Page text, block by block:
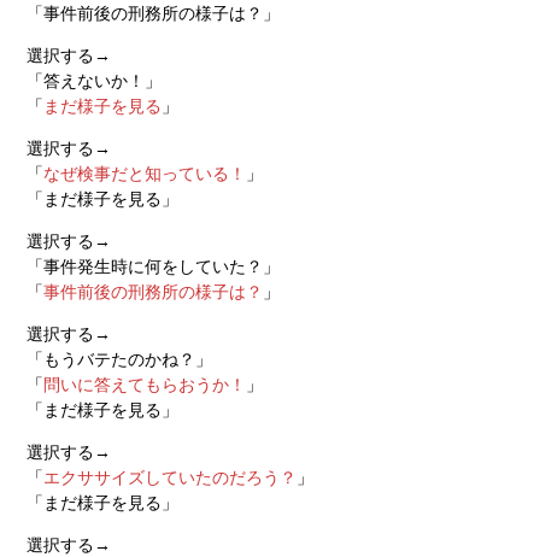
「事件前後の刑務所の様子は？」
選択する→
「答えないか！」
「 まだ様子を見る 」
選択する→
「なぜ検事だと知っている！
」
「まだ様子を見る」
選択する→
「事件発生時に何をしていた？」
「事件前後の刑務所の様子は？ 」
選択する→
「もうバテたのかね？」
「 問いに答えてもらおうか！
」
「まだ様子を見る」
選択する→
「エクササイズしていたのだろう？ 」
「まだ様子を見る」
選択する→